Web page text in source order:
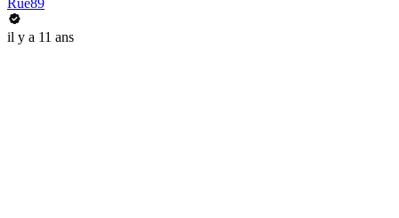
Rue89
il y a 11 ans